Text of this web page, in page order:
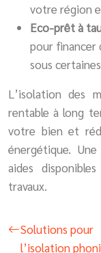
votre région
Eco-prêt à
pour financer
sous
L’isolation des
rentable à long
votre bien et
énergétique.
aides
travaux.
Solutions pour
l’isolation